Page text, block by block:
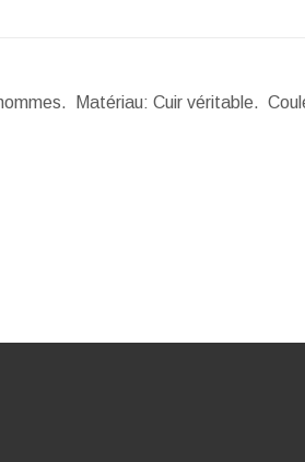
Matériau: Cuir véritable.